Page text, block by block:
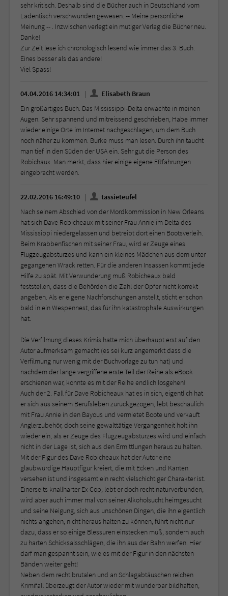
sehr kritisch. Deshalb sind die Bücher auch in Deutschland vom
Ladentisch verschwunden gewesen. -- Meine persönliche
Meinung -- . Inzwischen verlegt ein mutiger Verlag die Bücher neu.
Danke!
Zur Zeit lese ich chronologisch lesend wie immer das 3. Buch.
Eines besser als das andere!
Viel Spass!
04.04.2016 14:34:01
Elisabeth Braun
Ein großartiges Buch. Das Mississippi-Delta erwachte in meinen
Augen. Sehr spannend und mitreissend geschrieben, Habe immer
wieder einige Orte im Internet nachgeschlagen, um dem Buch
noch näher zu kommen. Burke muss man lesen. Durch ihn taucht
man tief in den Süden der USA ein. Sehr gut die Person des
Robichaux. Man merkt, dass hier einige eigene ERfahrungen
eingebracht werden.
22.02.2016 16:49:10
tassieteufel
Nach seinem Abschied von der Mordkommission in New Orleans
hat sich Dave Robicheaux mit seiner Frau Annie im Delta des
Mississippi niedergelassen und betreibt dort einen Bootsverleih.
Beim Krabbenfischen mit seiner Frau, wird er Zeuge eines
Flugzeugabsturzes und kann ein kleines Mädchen aus dem unter
gegangenen Wrack retten. Für die anderen Insassen kommt jede
Hilfe zu spät. Mit Verwunderung muß Robicheaux bald
feststellen, dass die Behörden die Zahl der Opfer nicht korrekt
angeben. Als er eigene Nachforschungen anstellt, sticht er schon
bald in ein Wespennest, das für ihn katastrophale Auswirkungen
hat.
Die Verfilmung dieses Krimis hatte mich überhaupt erst auf den
Autor aufmerksam gemacht (es sei kurz angemerkt dass die
Verfilmung nur wenig mit der Buchvorlage zu tun hat) und
nachdem der lange vergriffene erste Teil der Reihe als eBook
erschienen war, konnte es mit der Reihe endlich losgehen!
Auch der 2. Fall für Dave Robicheaux hat es in sich, eigentlich hat
er sich aus seinem Berufsleben zurückgezogen, lebt beschaulich
mit Frau Annie in den Bayous und vermietet Boote und verkauft
Anglerzubehör, doch seine gewalttätige Vergangenheit holt ihn
wieder ein, als er Zeuge des Flugzeugabsturzes wird und einfach
nicht in der Lage ist, sich aus den Ermittlungen heraus zu halten.
Mit der Figur des Dave Robicheaux hat der Autor eine
glaubwürdige Hauptfigur kreiert, die mit Ecken und Kanten
versehen ist und insgesamt ein recht vielschichtiger Charakter ist.
Einerseits knallharter Ex Cop, lebt er doch recht naturverbunden,
wird aber auch immer mal von seiner Alkoholsucht heimgesucht
und seine Neigung, sich aus unschönen Dingen, die ihn eigentlich
nichts angehen, nicht heraus halten zu können, führt nicht nur
dazu, dass er so einige Blessuren einstecken muß, sondern auch
zu harten Schicksalsschlägen, die ihn aus der Bahn werfen. Hier
darf man gespannt sein, wie es mit der Figur in den nächsten
Bänden weiter geht!
Neben dem recht brutalen und an Schlagabtäuschen reichen
Krimifall überzeugt der Autor wieder mit wunderbar bildhaften,